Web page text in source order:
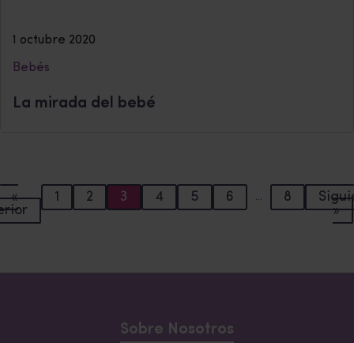
1 octubre 2020
Bebés
La mirada del bebé
«
1 2 3 4 5 6 … 8
»
Sobre Nosotros